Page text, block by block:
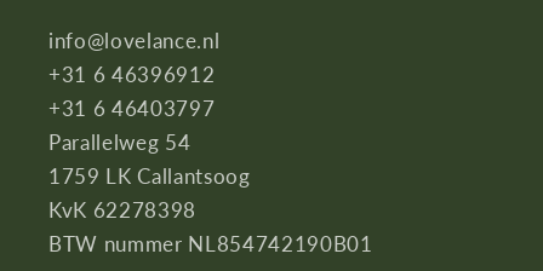
info@lovelance.nl
+31 6 46396912
+31 6 46403797
Parallelweg 54
1759 LK Callantsoog
KvK 62278398
BTW nummer NL854742190B01